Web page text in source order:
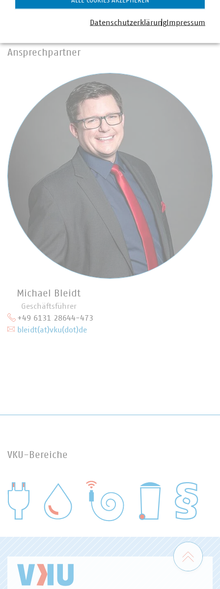
setzen.
Ansprechpartner
Michael Bleidt
Geschäftsführer
+49 6131 28644-473
bleidt(at)vku(dot)de
VKU-Bereiche
WASSER/ABWASSER
Zum
DatenschutzerklärungImpressum